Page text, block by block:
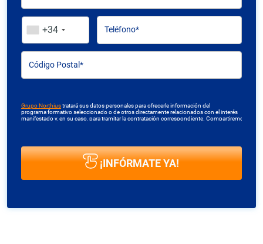
+34 Teléfono*
Código Postal*
Grupo Northiustratará sus datos personales para ofrecerle información del
programa formativo seleccionado o de otros directamente relacionados con el interés
manifestado y, en su caso, para tramitar la contratación correspondiente. Compartiremos
en laPolítica de Privacidad.